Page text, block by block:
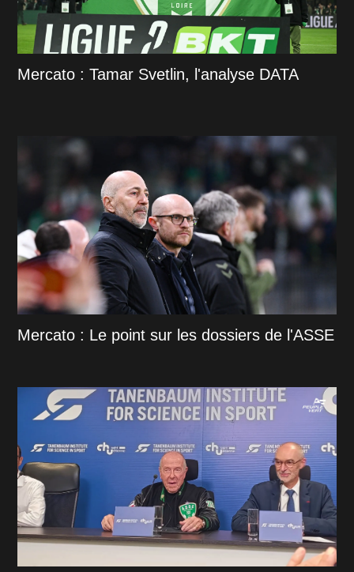
Mercato : Tamar Svetlin, l'analyse DATA
Mercato : Le point sur les dossiers de l'ASSE